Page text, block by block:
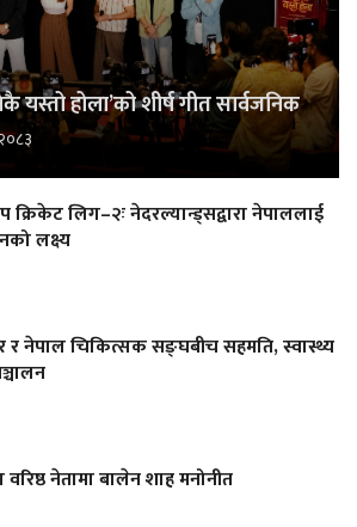
यस्तो होला’को शीर्ष गीत सार्वजनिक
क्रिकेट लिग–२ः नेदरल्यान्ड्सद्वारा नेपाललाई
लक्ष्य
र नेपाल चिकित्सक सङ्घबीच सहमति, स्वास्थ्य
वरिष्ठ नेतामा बालेन शाह मनोनीत